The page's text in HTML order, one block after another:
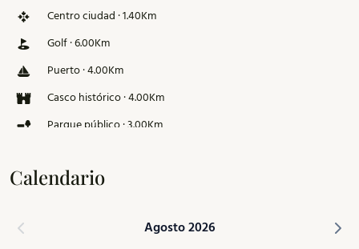
Centro ciudad · 1.40Km
Golf · 6.00Km
Puerto · 4.00Km
Casco histórico · 4.00Km
Parque público · 3.00Km
Calendario
Agosto 2026